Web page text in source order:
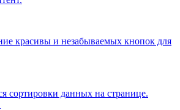
красивы и незабываемых кнопок для
сортировки данных на странице.